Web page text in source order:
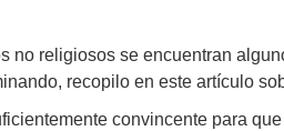
no religiosos se encuentran
recopilo en este artículo
convincente para